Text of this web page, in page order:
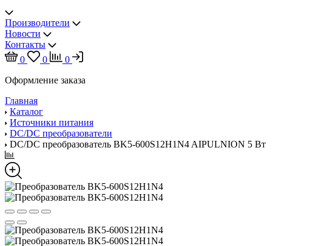
Производители
Новости
Контакты
0
0
0
Оформление заказа
Главная
Каталог
Источники питания
DC/DC преобразователи
DC/DC преобразователь BK5-600S12H1N4 AIPULNION 5 Вт